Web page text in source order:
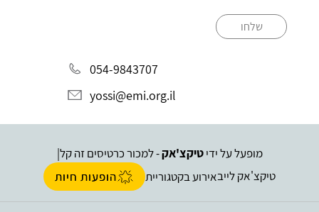
שלחו
054-9843707
yossi@emi.org.il
מופעל על ידיטיקצ'אק- למכור כרטיסים זה קל
טיקצ'אק לייבאירוע בקטגוריית הופעות חיות